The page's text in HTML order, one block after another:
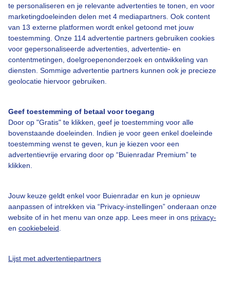
te personaliseren en je relevante advertenties te tonen, en voor
marketingdoeleinden delen met 4 mediapartners. Ook content
van 13 externe platformen wordt enkel getoond met jouw
toestemming. Onze 114 advertentie partners gebruiken cookies
voor gepersonaliseerde advertenties, advertentie- en
contentmetingen, doelgroepenonderzoek en ontwikkeling van
diensten. Sommige advertentie partners kunnen ook je precieze
geolocatie hiervoor gebruiken.
Geef toestemming of betaal voor toegang
Door op "Gratis" te klikken, geef je toestemming voor alle
bovenstaande doeleinden. Indien je voor geen enkel doeleinde
toestemming wenst te geven, kun je kiezen voor een
advertentievrije ervaring door op “Buienradar Premium” te
klikken.
Jouw keuze geldt enkel voor Buienradar en kun je opnieuw
aanpassen of intrekken via “Privacy-instellingen” onderaan onze
website of in het menu van onze app. Lees meer in ons privacy-
en cookiebeleid
Lijst met advertentiepartners
Over Buienradar
Bedrijfsgegevens
Veelgestelde vragen
Toegankelijkheid
Gebruikersvoorwaarden
Adverteren
Buienradar Team
Cookie beleid
Privacy instellingen
@BuienradarNL